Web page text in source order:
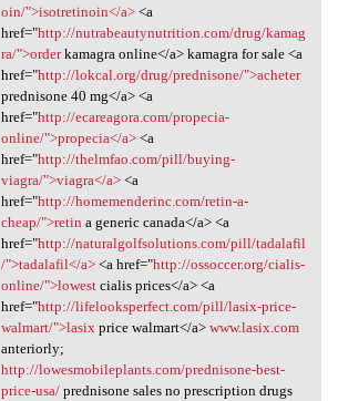
oin/">isotretinoin</a><a
href="http://nutrabeautynutrition.com/drug/kamag
ra/">orderkamagra online</a> kamagra for sale <a
href="http://lokcal.org/drug/prednisone/">acheter
prednisone 40 mg</a> <a
href="http://ecareagora.com/propecia-
online/">propecia</a><a
href="http://thelmfao.com/pill/buying-
viagra/">viagra</a><a
href="http://homemenderinc.com/retin-a-
cheap/">retin a generic canada</a> <a
href="http://naturalgolfsolutions.com/pill/tadalafil
/">tadalafil</a><a href="http://ossoccer.org/cialis-
online/">lowestcialis prices</a> <a
href="http://lifelooksperfect.com/pill/lasix-price-
walmart/">lasix price walmart</a> www.lasix.com
anteriorly;
http://lowesmobileplants.com/prednisone-best-
price-usa/prednisone sales no prescription drugs